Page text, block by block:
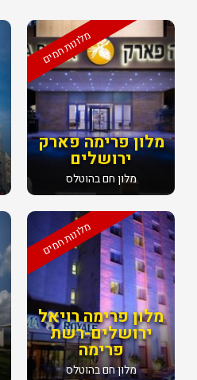
מלונות חמים
מלון פרימה פארק
ירושלים
מלון חם בהוטלס
מלונות חמים
מלון פרימה רויאל
ירושלים-רשת
פרימה
מלון חם בהוטלס